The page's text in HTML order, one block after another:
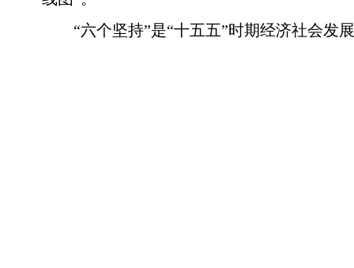
“六个坚持”是“十五五”时期经济社会发